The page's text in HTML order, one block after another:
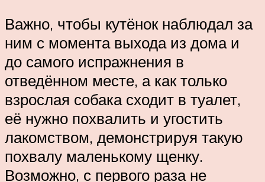
Важно, чтобы кутёнок наблюдал за
ним с момента выхода из дома и
до самого испражнения в
отведённом месте, а как только
взрослая собака сходит в туалет,
её нужно похвалить и угостить
лакомством, демонстрируя такую
похвалу маленькому щенку.
Возможно, с первого раза не